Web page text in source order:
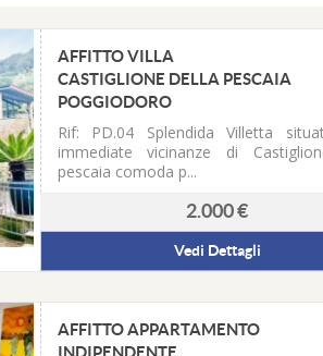
AFFITTO VILLA
CASTIGLIONE DELLA PESCAIA
POGGIODORO
Rif: PD.04 Splendida Villetta
immediate vicinanze di
pescaia comoda p...
2.000 €
Vedi Dettagli
AFFITTO APPARTAMENTO